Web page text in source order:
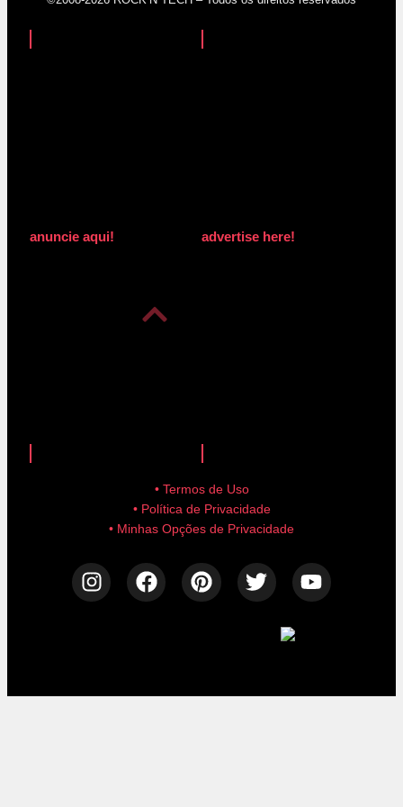
anuncie aqui! advertise here!
• Termos de Uso
• Política de Privacidade
• Minhas Opções de Privacidade